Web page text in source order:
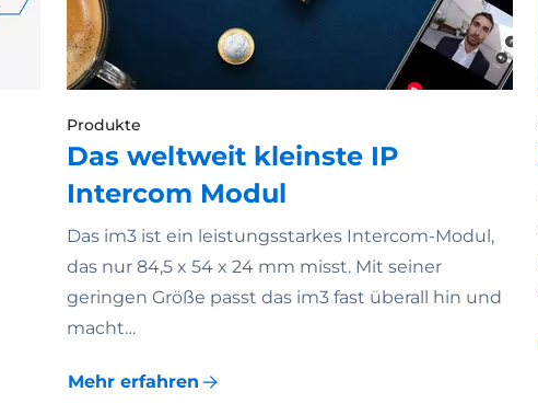
Produkte
Das weltweit kleinste IP
Intercom Modul
Das im3 ist ein leistungsstarkes Intercom-Modul,
das nur 84,5 x 54 x 24 mm misst. Mit seiner
geringen Größe passt das im3 fast überall hin und
macht…
Mehr erfahren